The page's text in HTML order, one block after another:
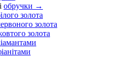
обручки →
золота
золота
золота